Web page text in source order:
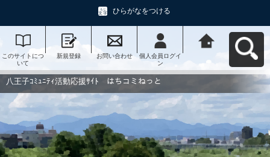
ひらがなをつける
このサイトにつ
いて
新規登録 お問い合わせ
個人会員ログイ
ン
動応援ｻｲﾄ はち
コミねっとへ戻
八王子ｺﾐｭﾆﾃｨ活動応援ｻｲﾄ はちコミねっと